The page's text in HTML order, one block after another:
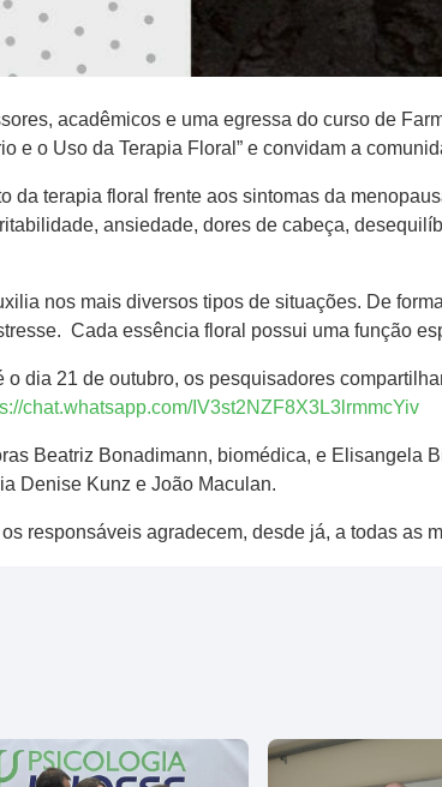
acadêmicos e uma egressa do curso de
e o Uso da Terapia Floral” e convidam a
da terapia floral frente aos sintomas da
ansiedade, dores de cabeça,
nos mais diversos tipos de situações. De
Cada essência floral possui uma função
dia 21 de outubro, os pesquisadores
chat.whatsapp.com/IV3st2NZF8X3L3lrmmcYiv
Beatriz Bonadimann, biomédica, e Elisangela
Denise Kunz e João Maculan.
responsáveis agradecem, desde já, a todas as